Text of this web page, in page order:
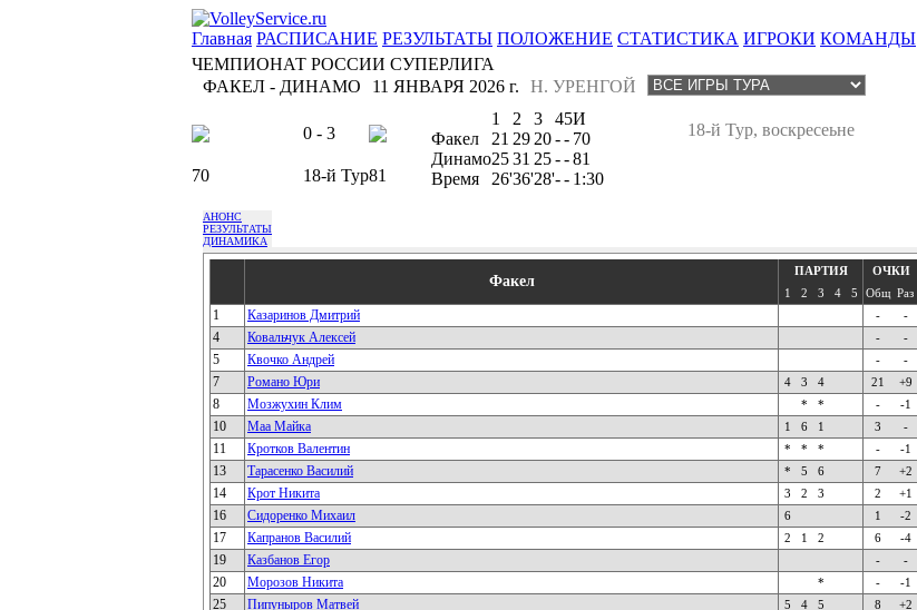
Главная РАСПИСАНИЕ РЕЗУЛЬТАТЫ ПОЛОЖЕНИЕ СТАТИСТИКА ИГРОКИ КОМАНДЫ
ЧЕМПИОНАТ РОССИИ СУПЕРЛИГА
ФАКЕЛ - ДИНАМО
Н. УРЕНГОЙ
11 ЯНВАРЯ 2026 г.
0 - 3
70 18-й Тур81
18-й Тур, воскресеьне
1 2 3 45И
Факел
21 29 20-- 70
Динамо2531 25--81
Время
26'36'28'-- 1:30
АНОНС
РЕЗУЛЬТАТЫ
ДИНАМИКА
Факел
ПАРТИЯ ОЧКИ
1
2 3 4 5 Общ Раз
1 Казаринов Дмитрий - -
4 Ковальчук Алексей - -
5 Квочко Андрей - -
7 Романо Юри 4 3 4 21 +9
8 Мозжухин Клим * * - -1
10 Маа Майка 1 6 1 3 -
11 Кротков Валентин * * * - -1
13 Тарасенко Василий * 5 6 7 +2
14 Крот Никита 3 2 3 2 +1
16 Сидоренко Михаил 6 1 -2
17 Капранов Василий 2 1 2 6 -4
19 Казбанов Егор - -
20 Морозов Никита * - -1
25 Пипуныров Матвей 5 4 5 8 +2